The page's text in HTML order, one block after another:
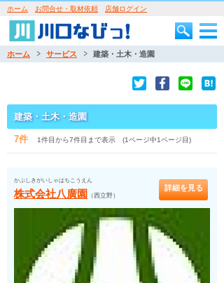
ホーム お問合せ・取材依頼 店舗ログイン
ホーム サービス 建築・土木・造園
建築・土木・造園
7件 1件目から7件目まで表示 (1ページ中1ページ目)
かぶしきがいしゃはちこうえん
株式会社八廣園 （西立野）
詳細を見る